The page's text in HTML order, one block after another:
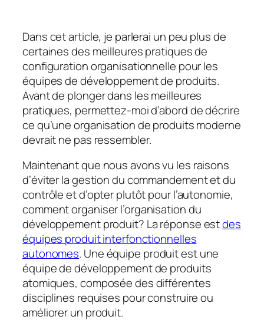
Dans cet article, je parlerai un peu plus de
certaines des meilleures pratiques de
configuration organisationnelle pour les
équipes de développement de produits.
Avant de plonger dans les meilleures
pratiques, permettez-moi d’abord de décrire
ce qu’une organisation de produits moderne
devraitne pas ressembler.
Maintenant que nous avons vu les raisons
d’éviter la gestion du commandement et du
contrôle et d’opter plutôt pour l’autonomie,
comment organiser l’organisation du
développement produit? La réponse estdes
équipes produit interfonctionnelles
autonomes. Une équipe produit est une
équipe de développement de produits
atomiques, composée des différentes
disciplines requises pour construire ou
améliorer un produit.